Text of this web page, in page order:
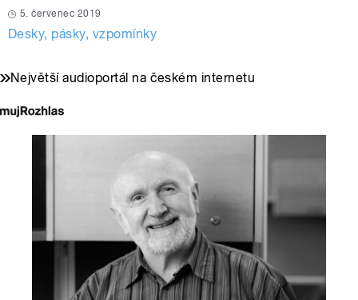
5. červenec 2019
Desky, pásky, vzpomínky
Největší audioportál na českém internetu